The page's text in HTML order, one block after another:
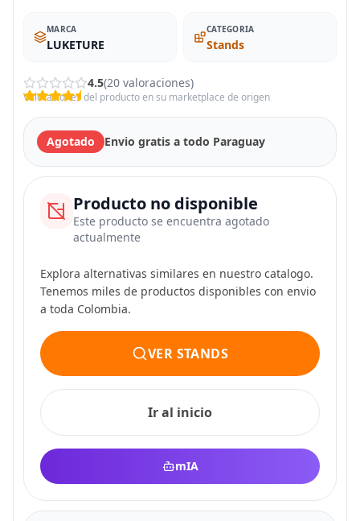
MARCA
LUKETURE
CATEGORIA
Stands
4.5(20 valoraciones)
Valoraciones del producto en su marketplace de origen
Agotado Envio gratis a todo Paraguay
Producto no disponible
Este producto se encuentra agotado
actualmente
Explora alternativas similares en nuestro catalogo.
Tenemos miles de productos disponibles con envio
a toda Colombia.
VER STANDS
Ir al inicio
mIA